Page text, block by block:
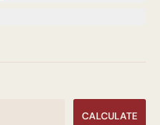
CALCULATE